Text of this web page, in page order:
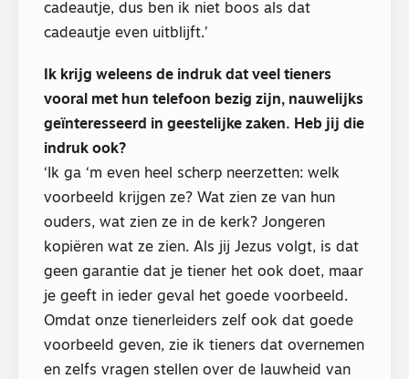
cadeautje, dus ben ik niet boos als dat
cadeautje even uitblijft.’
Ik krijg weleens de indruk dat veel tieners
vooral met hun telefoon bezig zijn, nauwelijks
geïnteresseerd in geestelijke zaken. Heb jij die
indruk ook?
‘Ik ga ‘m even heel scherp neerzetten: welk
voorbeeld krijgen ze? Wat zien ze van hun
ouders, wat zien ze in de kerk? Jongeren
kopiëren wat ze zien. Als jij Jezus volgt, is dat
geen garantie dat je tiener het ook doet, maar
je geeft in ieder geval het goede voorbeeld.
Omdat onze tienerleiders zelf ook dat goede
voorbeeld geven, zie ik tieners dat overnemen
en zelfs vragen stellen over de lauwheid van